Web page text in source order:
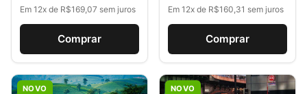
Em 12x de R$169,07 sem juros
Comprar
Em 12x de R$160,31 sem juros
Comprar
NOVO NOVO